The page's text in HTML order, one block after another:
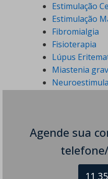
Agende sua
11
Estimulação
Estimulação
Fibromialgia
Fisioterapia
Lúpus
Miastenia
Paralisia
Síndrome de